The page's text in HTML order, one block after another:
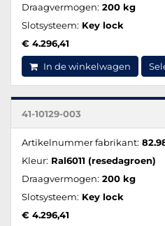
Draagvermogen: 200 kg
Slotsysteem: Key lock
€ 4.296,41
In de winkelwagen
41-10129-003
Artikelnummer fabrikant:
Kleur: Ral6011 (resedagroen)
Draagvermogen: 200 kg
Slotsysteem: Key lock
€ 4.296,41